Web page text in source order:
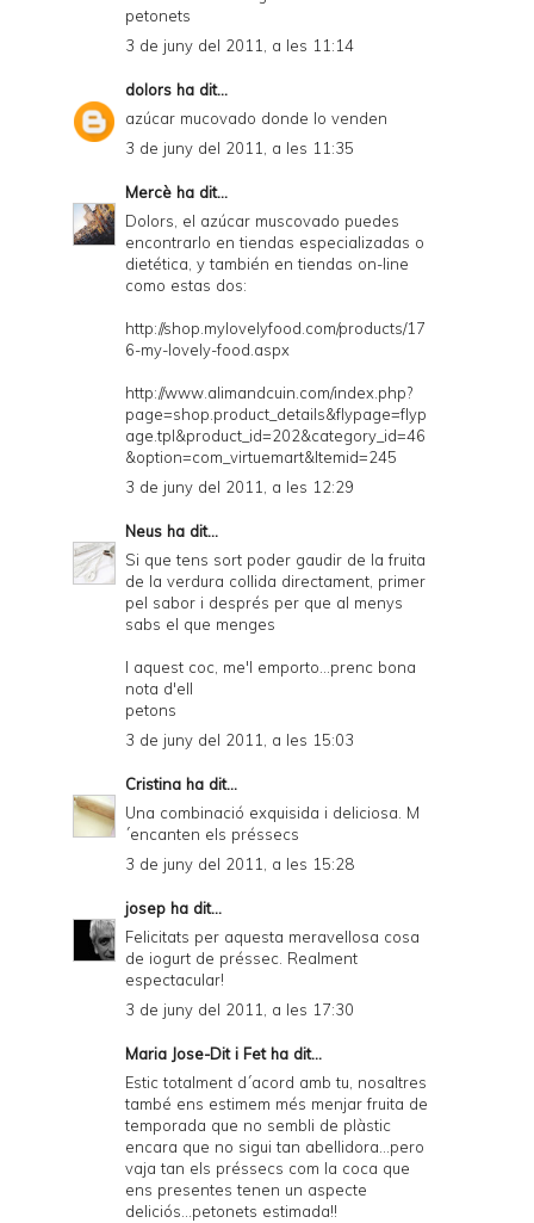
petonets
3 de juny del 2011, a les 11:14
dolors ha dit...
azúcar mucovado donde lo venden
3 de juny del 2011, a les 11:35
Mercè ha dit...
Dolors, el azúcar muscovado puedes
encontrarlo en tiendas especializadas o
dietética, y también en tiendas on-line
como estas dos:
http://shop.mylovelyfood.com/products/17
6-my-lovely-food.aspx
http://www.alimandcuin.com/index.php?
page=shop.product_details&flypage=flyp
age.tpl&product_id=202&category_id=46
&option=com_virtuemart&Itemid=245
3 de juny del 2011, a les 12:29
Neus ha dit...
Si que tens sort poder gaudir de la fruita
de la verdura collida directament, primer
pel sabor i després per que al menys
sabs el que menges
I aquest coc, me'l emporto...prenc bona
nota d'ell
petons
3 de juny del 2011, a les 15:03
Cristina ha dit...
Una combinació exquisida i deliciosa. M
´encanten els préssecs
3 de juny del 2011, a les 15:28
josep ha dit...
Felicitats per aquesta meravellosa cosa
de iogurt de préssec. Realment
espectacular!
3 de juny del 2011, a les 17:30
Maria Jose-Dit i Fetha dit...
Estic totalment d´acord amb tu, nosaltres
també ens estimem més menjar fruita de
temporada que no sembli de plàstic
encara que no sigui tan abellidora...pero
vaja tan els préssecs com la coca que
ens presentes tenen un aspecte
deliciós...petonets estimada!!